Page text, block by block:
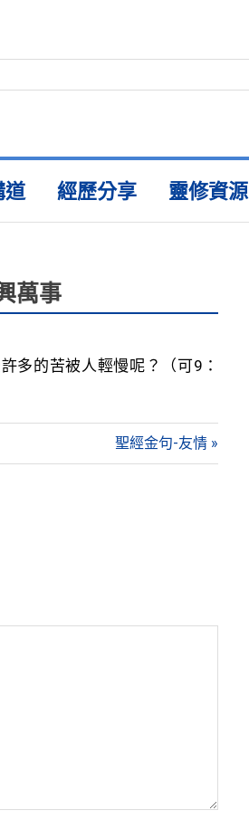
道 經歷分享 靈修資源
萬事
多的苦被人輕慢呢？（可9：
Next
Post:
聖經金句-友情